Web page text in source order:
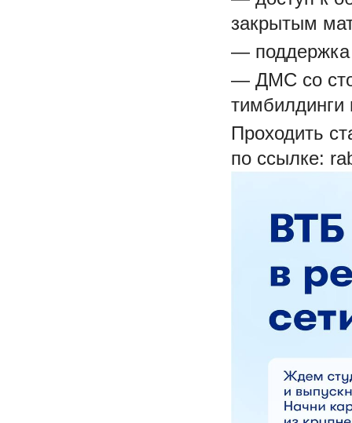
закрытым
— поддержка
— ДМС со
тимбилдинги
Проходить
по ссылке: